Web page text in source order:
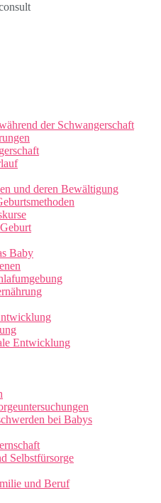
der Schwangerschaft
und deren Bewältigung
Baby
Entwicklung
bei Babys
Selbstfürsorge
und Beruf